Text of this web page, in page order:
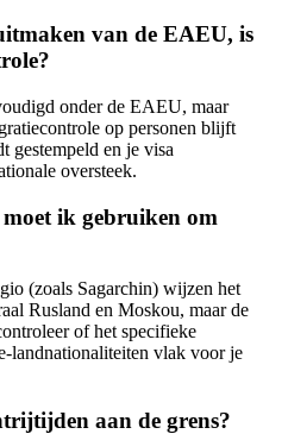
van de EAEU, is
onder de EAEU, maar
op personen blijft
gestempeld en je visa
oversteek.
ik gebruiken om
(zoals Sagarchin) wijzen het
Rusland en Moskou, maar de
of het specifieke
landnationaliteiten vlak voor je
aan de grens?